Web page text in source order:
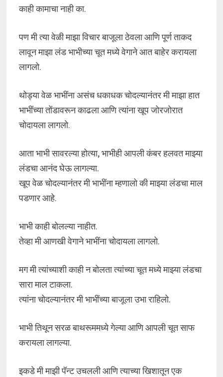
काही कामाचा नाही का.
पण मी त्या वेळी माझा विचार बाजूला ठेवला आणि पूर्ण ताकद
लावून माझा लंड भाभीच्या चूत मध्ये वेगाने आत बाहेर करायला
लागलो.
थोड्या वेळ भाभींना असंच धकाधक चोदल्यानंतर मी माझा हात
भाभींच्या तोंडावरून काढला आणि त्यांना खूप जोरजोरात
चोदायला लागलो.
आता भाभी सावरल्या होत्या, भाभीही आपली कंबर हलवत माझ्या
लंडचा आनंद घेऊ लागल्या.
खूप वेळ चोदल्यानंतर मी भाभींना म्हणालो की माझ्या लंडचा माल
पडणार आहे.
भाभी काही बोलल्या नाहीत.
तेव्हा मी आणखी वेगाने भाभींना चोदायला लागलो.
मग मी त्यांच्याशी काही न बोलता त्यांच्या चूत मध्ये माझ्या लंडचा
सारा माल टाकला.
त्यांना चोदल्यानंतर मी भाभींच्या बाजूला उभा राहिलो.
भाभी तिथून सरळ बाथरूममध्ये गेल्या आणि आपली चूत साफ
करायला लागल्या.
इकडे मी माझी पॅन्ट उचलली आणि त्याच्या खिशातून एक